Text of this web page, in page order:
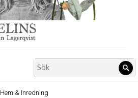
Search
for:
Hem & Inredning